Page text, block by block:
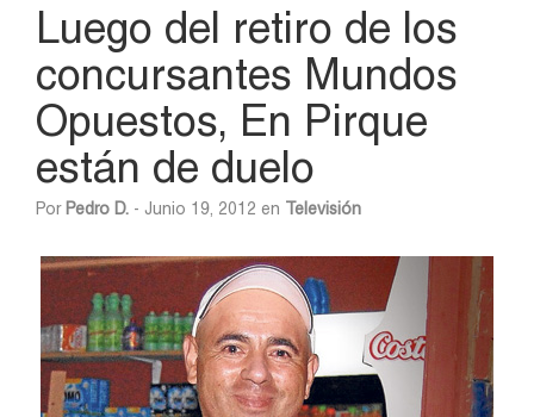
Luego del retiro de los
concursantes Mundos
Opuestos, En Pirque
están de duelo
Por Pedro D. - Junio 19, 2012 en Televisión